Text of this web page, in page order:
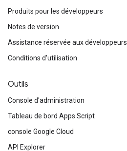
Produits pour les développeurs
Notes de version
Assistance réservée aux développeurs
Conditions d'utilisation
Outils
Console d'administration
Tableau de bord Apps Script
console Google Cloud
API Explorer